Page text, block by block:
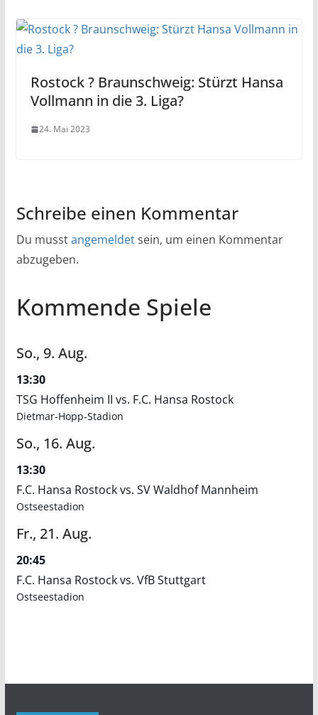
Rostock ? Braunschweig: Stürzt Hansa
Vollmann in die 3. Liga?
24. Mai 2023
Schreibe einen Kommentar
Du musstangemeldetsein, um einen Kommentar
abzugeben.
Kommende Spiele
So., 9. Aug.
13:30
TSG Hoffenheim II vs. F.C. Hansa Rostock
Dietmar-Hopp-Stadion
So., 16. Aug.
13:30
F.C. Hansa Rostock vs. SV Waldhof Mannheim
Ostseestadion
Fr., 21. Aug.
20:45
F.C. Hansa Rostock vs. VfB Stuttgart
Ostseestadion